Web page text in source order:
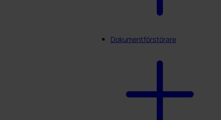
Dokumentförstörare